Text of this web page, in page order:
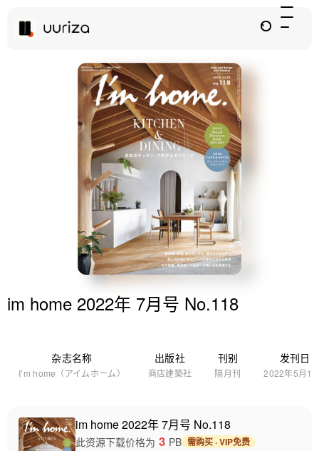
im home 2022年 7月号 No.118
杂志名称
I’m home（アイムホーム）
出版社
商店建築社
刊别
隔月刊
发刊日
2022年5月
im home 2022年 7月号 No.118
此资源下载价格为 3 PB 需购买 · VIP免费